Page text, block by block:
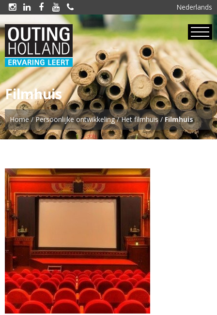
Nederlands
    
Filmhuis
Home/Persoonlijke ontwikkeling/Het filmhuis/Filmhuis